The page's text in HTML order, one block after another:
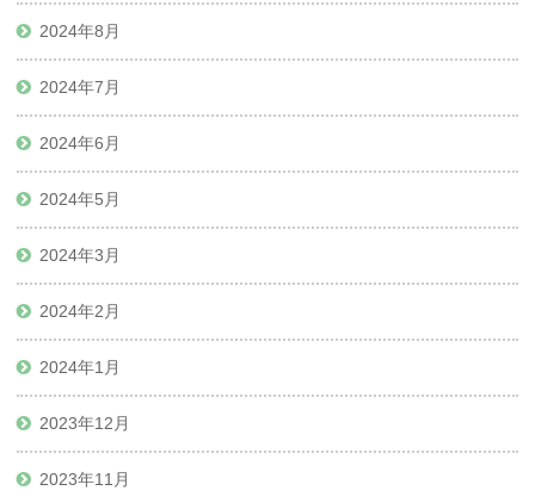
2024年8月
2024年7月
2024年6月
2024年5月
2024年3月
2024年2月
2024年1月
2023年12月
2023年11月